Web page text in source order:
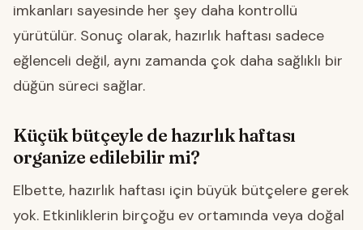
imkanları sayesinde her şey daha kontrollü
yürütülür. Sonuç olarak, hazırlık haftası sadece
eğlenceli değil, aynı zamanda çok daha sağlıklı bir
düğün süreci sağlar.
Küçük bütçeyle de hazırlık haftası
organize edilebilir mi?
Elbette, hazırlık haftası için büyük bütçelere gerek
yok. Etkinliklerin birçoğu ev ortamında veya doğal